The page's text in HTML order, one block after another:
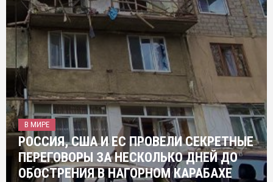
В МИРЕ
РОССИЯ, США И ЕС ПРОВЕЛИ СЕКРЕТНЫЕ
ПЕРЕГОВОРЫ ЗА НЕСКОЛЬКО ДНЕЙ ДО
ОБОСТРЕНИЯ В НАГОРНОМ КАРАБАХЕ